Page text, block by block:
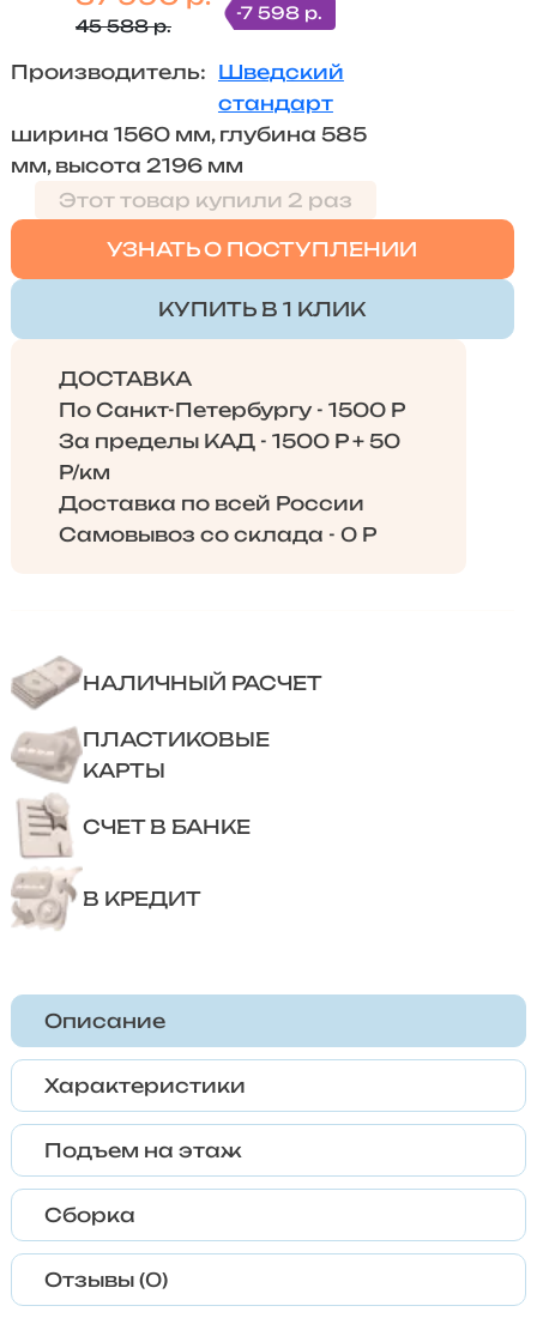
45 588 р.
-7 598 р.
Производитель: Шведский
стандарт
ширина 1560 мм, глубина 585
мм, высота 2196 мм
Этот товар купили 2 раз
УЗНАТЬ О ПОСТУПЛЕНИИ
КУПИТЬ В 1 КЛИК
ДОСТАВКА
По Санкт-Петербургу - 1500 Р
За пределы КАД - 1500 Р + 50
Р/км
Доставка по всей России
Самовывоз со склада - 0 Р
НАЛИЧНЫЙ РАСЧЕТ
ПЛАСТИКОВЫЕ
КАРТЫ
СЧЕТ В БАНКЕ
В КРЕДИТ
Описание
Характеристики
Подъем на этаж
Сборка
Отзывы (0)